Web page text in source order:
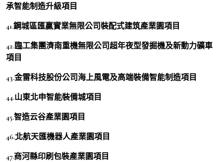
承智能制造升級項目
41.鋼城區匯贏實業無限公司裝配式建筑產業園項目
42.臨工集團濟南重機無限公司超年夜型發掘機及新動力礦車
項目
43.金雷科技股份公司海上風電及高端裝備智能制造項目
44.山東北申智能裝備城項目
45.智造云谷產業園項目
46.北航天匯機器人產業園項目
47.商河縣印刷包裝產業園項目